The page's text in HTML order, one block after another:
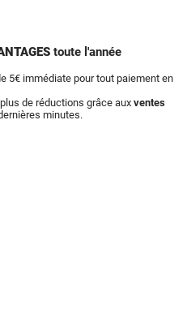
toute l'année
5€ immédiate pour tout paiement en
de réductions grâce aux ventes
minutes.